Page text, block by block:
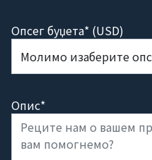
Опсег буџета* (USD)
Опис*